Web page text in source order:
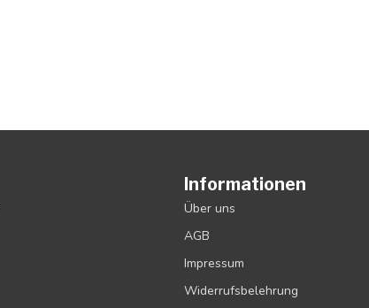
Informationen
Über uns
AGB
Impressum
Widerrufsbelehrung